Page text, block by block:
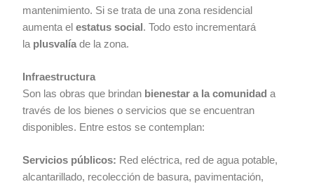
mantenimiento. Si se trata de una zona residencial
aumenta elestatus social . Todo esto incrementará
la plusvalíade la zona.
Infraestructura
Son las obras que brindan bienestar a la comunidad a
través de los bienes o servicios que se encuentran
disponibles. Entre estos se contemplan:
Servicios públicos: Red eléctrica, red de agua potable,
alcantarillado, recolección de basura, pavimentación,